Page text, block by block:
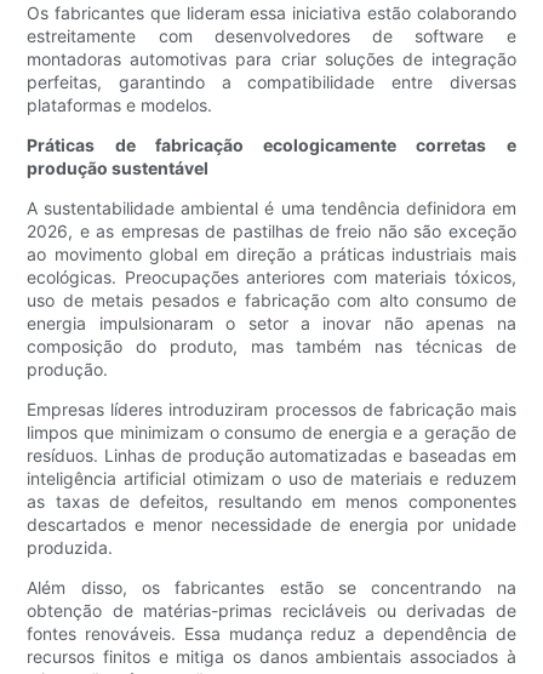
Os fabricantes que lideram essa iniciativa estão colaborando
estreitamente com desenvolvedores de software e
montadoras automotivas para criar soluções de integração
perfeitas, garantindo a compatibilidade entre diversas
plataformas e modelos.
Práticas de fabricação ecologicamente corretas e
produção sustentável
A sustentabilidade ambiental é uma tendência definidora em
2026, e as empresas de pastilhas de freio não são exceção
ao movimento global em direção a práticas industriais mais
ecológicas. Preocupações anteriores com materiais tóxicos,
uso de metais pesados ​​e fabricação com alto consumo de
energia impulsionaram o setor a inovar não apenas na
composição do produto, mas também nas técnicas de
produção.
Empresas líderes introduziram processos de fabricação mais
limpos que minimizam o consumo de energia e a geração de
resíduos. Linhas de produção automatizadas e baseadas em
inteligência artificial otimizam o uso de materiais e reduzem
as taxas de defeitos, resultando em menos componentes
descartados e menor necessidade de energia por unidade
produzida.
Além disso, os fabricantes estão se concentrando na
obtenção de matérias-primas recicláveis ​​ou derivadas de
fontes renováveis. Essa mudança reduz a dependência de
recursos finitos e mitiga os danos ambientais associados à